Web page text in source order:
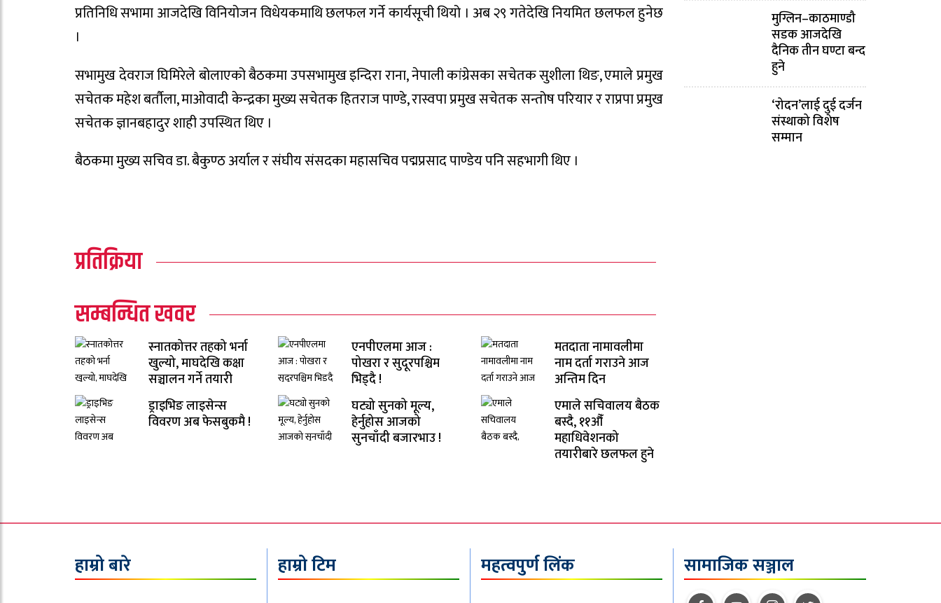
प्रतिनिधि सभामा आजदेखि विनियोजन विधेयकमाथि छलफल गर्ने कार्यसूची थियो । अब २९ गतेदेखि नियमित छलफल हुनेछ
।
सभामुख देवराज घिमिरेले बोलाएको बैठकमा उपसभामुख इन्दिरा राना, नेपाली कांग्रेसका सचेतक सुशीला थिङ, एमाले प्रमुख
सचेतक महेश बर्तौला, माओवादी केन्द्रका मुख्य सचेतक हितराज पाण्डे, रास्वपा प्रमुख सचेतक सन्तोष परियार र राप्रपा प्रमुख
सचेतक ज्ञानबहादुर शाही उपस्थित थिए ।
बैठकमा मुख्य सचिव डा. बैकुण्ठ अर्याल र संघीय संसदका महासचिव पद्मप्रसाद पाण्डेय पनि सहभागी थिए ।
प्रतिक्रिया
सम्बन्धित खवर
स्नातकोत्तर तहको भर्ना
खुल्यो, माघदेखि कक्षा
सञ्चालन गर्ने तयारी
एनपीएलमा आज :
पोखरा र सुदूरपश्चिम
भिड्दै !
मतदाता नामावलीमा
नाम दर्ता गराउने आज
अन्तिम दिन
ड्राइभिङ लाइसेन्स
विवरण अब फेसबुकमै !
घट्यो सुनको मूल्य,
हेर्नुहोस आजको
सुनचाँदी बजारभाउ !
एमाले सचिवालय बैठक
बस्दै, ११औँ
महाधिवेशनको
तयारीबारे छलफल हुने
मुग्लिन–काठमाण्डौ
सडक आजदेखि
दैनिक तीन घण्टा बन्द
हुने
‘रोदन’लाई दुई दर्जन
संस्थाको विशेष
सम्मान
हाम्रो बारे हाम्रो टिम महत्वपुर्ण लिंक सामाजिक सञ्जाल